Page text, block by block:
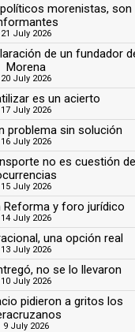
morenistas, son
21 July 2026
de un fundador
Morena
20 July 2026
es un acierto
17 July 2026
problema sin solución
16 July 2026
no es cuestión de
15 July 2026
Reforma y foro jurídico
14 July 2026
una opción real
13 July 2026
no se lo llevaron
10 July 2026
pidieron a gritos los
9 July 2026